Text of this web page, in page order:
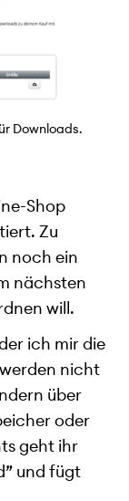
Downloads.
Shop
Zu
noch ein
nächsten
will.
ich mir die
nicht
über
oder
geht ihr
und fügt